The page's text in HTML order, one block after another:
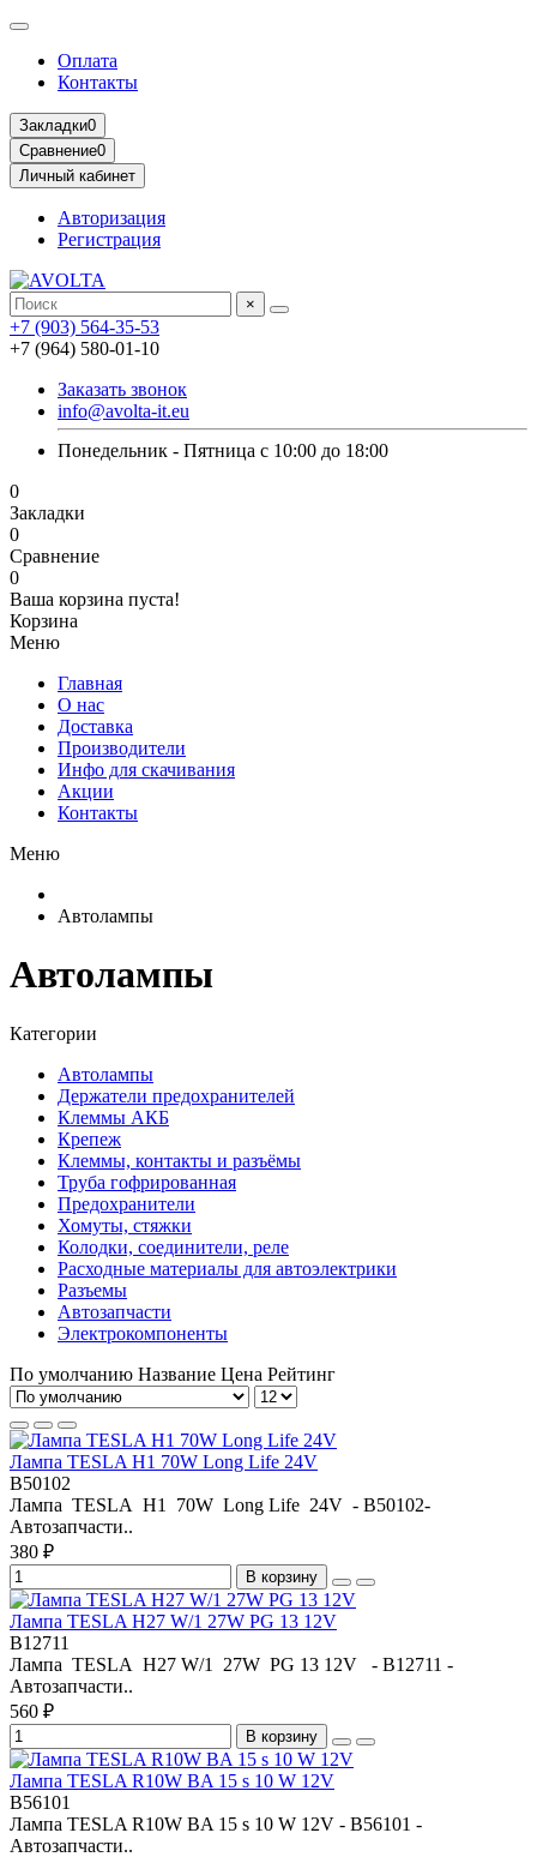
Оплата
Контакты
Закладки0
Сравнение0
Личный кабинет
Авторизация
Регистрация
×
+7 (903) 564-35-53
+7 (964) 580-01-10
Заказать звонок
info@avolta-it.eu
Понедельник - Пятница с 10:00 до 18:00
0
Закладки
0
Сравнение
0
Ваша корзина пуста!
Корзина
Меню
Главная
О нас
Доставка
Производители
Инфо для скачивания
Акции
Контакты
Меню
Автолампы
Автолампы
Категории
Автолампы
Держатели предохранителей
Клеммы АКБ
Крепеж
Клеммы, контакты и разъёмы
Труба гофрированная
Предохранители
Хомуты, стяжки
Колодки, соединители, реле
Расходные материалы для автоэлектрики
Разъемы
Автозапчасти
Электрокомпоненты
По умолчанию Название Цена Рейтинг
Лампа TESLA H1 70W Long Life 24V
B50102
Лампа TESLA H1 70W Long Life 24V - B50102-
Автозапчасти..
380 ₽
В корзину
Лампа TESLA H27 W/1 27W PG 13 12V
B12711
Лампа TESLA H27 W/1 27W PG 13 12V - B12711 -
Автозапчасти..
560 ₽
В корзину
Лампа TESLA R10W BA 15 s 10 W 12V
B56101
Лампа TESLA R10W BA 15 s 10 W 12V - B56101 -
Автозапчасти..